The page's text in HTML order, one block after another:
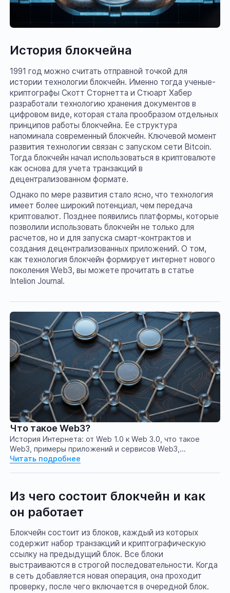
История блокчейна
1991 год можно считать отправной точкой для
истории технологии блокчейн. Именно тогда ученые-
криптографы Скотт Сторнетта и Стюарт Хабер
разработали технологию хранения документов в
цифровом виде, которая стала прообразом отдельных
принципов работы блокчейна. Ее структура
напоминала современный блокчейн. Ключевой момент
развития технологии связан с запуском сети Bitcoin.
Тогда блокчейн начал использоваться в криптовалюте
как основа для учета транзакций в
децентрализованном формате.
Однако по мере развития стало ясно, что технология
имеет более широкий потенциал, чем передача
криптовалют. Позднее появились платформы, которые
позволили использовать блокчейн не только для
расчетов, но и для запуска смарт-контрактов и
создания децентрализованных приложений. О том,
как технология блокчейн формирует интернет нового
поколения Web3, вы можете прочитать в статье
Intelion Journal.
Что такое Web3?
История Интернета: от Web 1.0 к Web 3.0, что такое
Web3, примеры приложений и сервисов Web3,
недостатки и вызовы Web3
Читать подробнее
Из чего состоит блокчейн и как
он работает
Блокчейн состоит из блоков, каждый из которых
содержит набор транзакций и криптографическую
ссылку на предыдущий блок. Все блоки
выстраиваются в строгой последовательности. Когда
в сеть добавляется новая операция, она проходит
проверку, после чего включается в очередной блок.